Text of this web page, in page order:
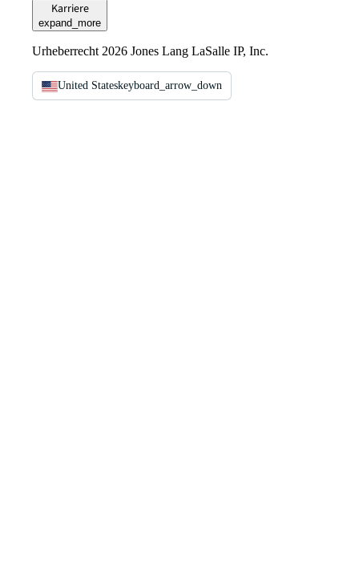
Karriere
expand_more
Urheberrecht 2026 Jones Lang LaSalle IP, Inc.
United Stateskeyboard_arrow_down